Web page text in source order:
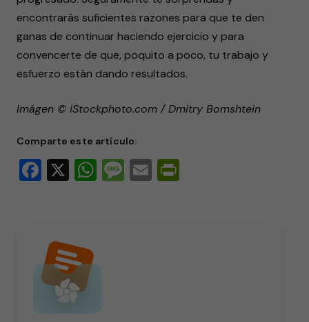
encontrarás suficientes razones para que te den
ganas de continuar haciendo ejercicio y para
convencerte de que, poquito a poco, tu trabajo y
esfuerzo están dando resultados.
Imágen © iStockphoto.com / Dmitry Bomshtein
Comparte este artículo:
Facebook
X WhatsApp
Message
Email